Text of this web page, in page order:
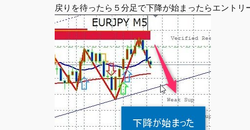
戻りを待ったら５分足で下降が始まったらエントリ